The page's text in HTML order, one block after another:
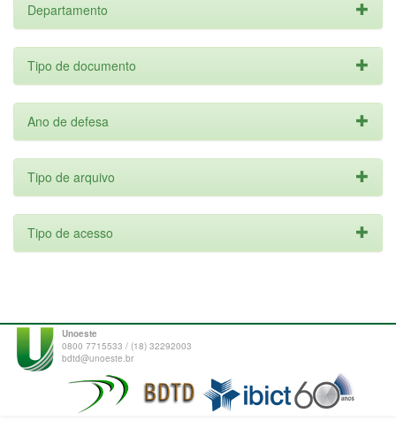
Departamento
Tipo de documento
Ano de defesa
Tipo de arquivo
Tipo de acesso
Unoeste
0800 7715533 / (18) 32292003
bdtd@unoeste.br